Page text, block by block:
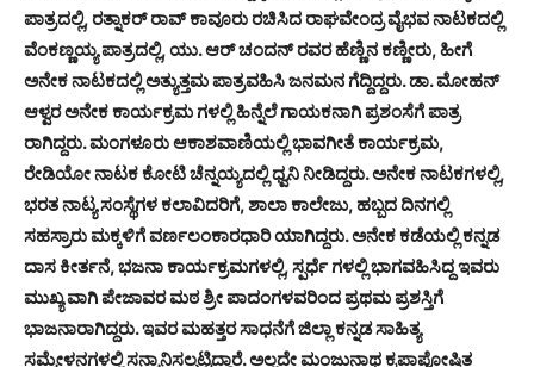
ಪಾತ್ರದಲ್ಲಿ, ರತ್ನಾಕರ್ ರಾವ್ ಕಾವೂರು ರಚಿಸಿದ ರಾಘವೇಂದ್ರ ವೈಭವ ನಾಟಕದಲ್ಲಿ
ವೆಂಕಣ್ಣಯ್ಯ ಪಾತ್ರದಲ್ಲಿ, ಯು. ಆರ್ ಚಂದನ್ ರವರ ಹೆಣ್ಣಿನ ಕಣ್ಣೀರು, ಹೀಗೆ
ಅನೇಕ ನಾಟಕದಲ್ಲಿ ಅತ್ಯುತ್ತಮ ಪಾತ್ರವಹಿಸಿ ಜನಮನ ಗೆದ್ದಿದ್ದರು. ಡಾ. ಮೋಹನ್
ಆಳ್ವರ ಅನೇಕ ಕಾರ್ಯಕ್ರಮ ಗಳಲ್ಲಿ ಹಿನ್ನೆಲೆ ಗಾಯಕನಾಗಿ ಪ್ರಶಂಸೆಗೆ ಪಾತ್ರ
ರಾಗಿದ್ದರು. ಮಂಗಳೂರು ಆಕಾಶವಾಣಿಯಲ್ಲಿ ಭಾವಗೀತೆ ಕಾರ್ಯಕ್ರಮ,
ರೇಡಿಯೋ ನಾಟಕ ಕೋಟಿ ಚೆನ್ನಯ್ಯದಲ್ಲಿ ಧ್ವನಿ ನೀಡಿದ್ದರು. ಅನೇಕ ನಾಟಕಗಳಲ್ಲಿ,
ಭರತ ನಾಟ್ಯ ಸಂಸ್ಥೆಗಳ ಕಲಾವಿದರಿಗೆ, ಶಾಲಾ ಕಾಲೇಜು, ಹಬ್ಬದ ದಿನಗಲ್ಲಿ
ಸಹಸ್ರಾರು ಮಕ್ಕಳಿಗೆ ವರ್ಣಲಂಕಾರಧಾರಿ ಯಾಗಿದ್ದರು. ಅನೇಕ ಕಡೆಯಲ್ಲಿ ಕನ್ನಡ
ದಾಸ ಕೀರ್ತನೆ, ಭಜನಾ ಕಾರ್ಯಕ್ರಮಗಳಲ್ಲಿ, ಸ್ಪರ್ಧೆ ಗಳಲ್ಲಿ ಭಾಗವಹಿಸಿದ್ದ ಇವರು
ಮುಖ್ಯ ವಾಗಿ ಪೇಜಾವರ ಮಠ ಶ್ರೀ ಪಾದಂಗಳವರಿಂದ ಪ್ರಥಮ ಪ್ರಶಸ್ತಿಗೆ
ಭಾಜನಾರಾಗಿದ್ದರು. ಇವರ ಮಹತ್ತರ ಸಾಧನೆಗೆ ಜಿಲ್ಲಾ ಕನ್ನಡ ಸಾಹಿತ್ಯ
ಸಮ್ಮೇಳನಗಳಲ್ಲಿ ಸನ್ಮಾನಿಸಲ್ಪಟ್ಟಿದ್ದಾರೆ. ಅಲ್ಲದೇ ಮಂಜುನಾಥ ಕ್ರಪಾಪೋಷಿತ